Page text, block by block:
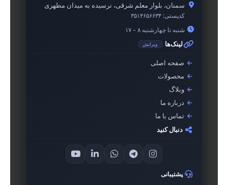
سمنان، بلوار معلم شرقی، نرسیده به میدان مطهری
کدپستی: ۳۵۱۴۶۵۶۶۳۴
شنبه تا چهارشنبه ۸ – ۱۷
لینک‌ها ویرایش
صفحه اصلی
محصولات
وبلاگ
درباره ما
تماس با ما
دنبال کنید
پشتیبانی